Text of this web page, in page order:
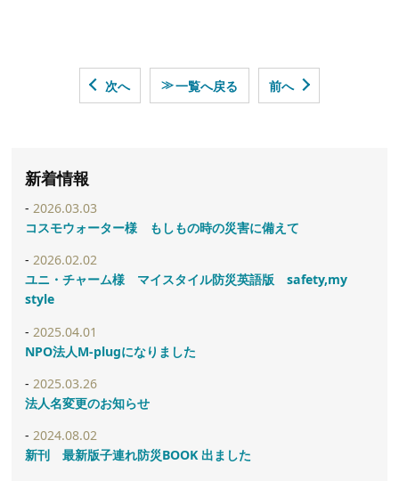
次へ ≫一覧へ戻る 前へ
新着情報
2026.03.03
コスモウォーター様 もしもの時の災害に備えて
2026.02.02
ユニ・チャーム様 マイスタイル防災英語版 safety,my
style
2025.04.01
NPO法人M-plugになりました
2025.03.26
法人名変更のお知らせ
2024.08.02
新刊 最新版子連れ防災BOOK 出ました